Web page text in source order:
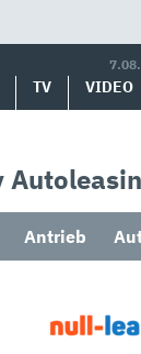
TV VIDEO
Antrieb